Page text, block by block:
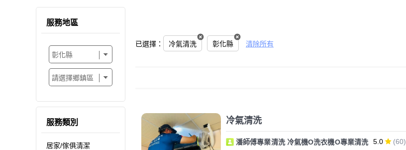
已選擇： 冷氣清洗 彰化縣 清除所有
服務地區
服務類別
居家/傢俱清潔
冷氣清洗
潘師傅專業清洗 冷氣機O洗衣機O專業清洗 5.0 (60)